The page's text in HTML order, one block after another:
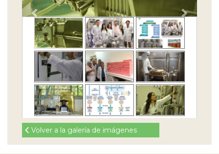
Volver a la galería de imágenes